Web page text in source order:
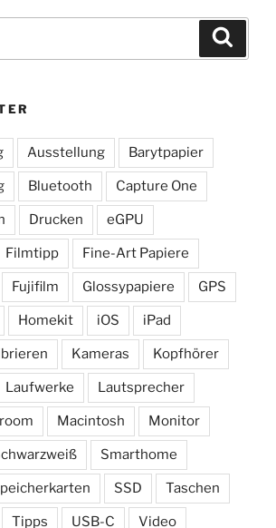
Ausstellung Barytpapier
Bluetooth Capture One
Drucken eGPU
Filmtipp Fine-Art Papiere
Fujifilm Glossypapiere GPS
Homekit iOS iPad
Kameras Kopfhörer
Laufwerke Lautsprecher
Macintosh Monitor
Smarthome
SSD Taschen
Tipps USB-C Video